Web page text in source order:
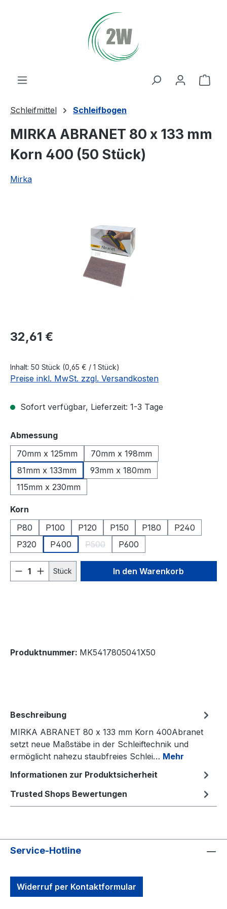
Schleifmittel Schleifbogen
MIRKA ABRANET 80 x 133 mm
Korn 400 (50 Stück)
Mirka
Regulärer Preis:
32,61 €
Inhalt: 50 Stück (0,65 € / 1 Stück)
Preise inkl. MwSt. zzgl. Versandkosten
Sofort verfügbar, Lieferzeit: 1-3 Tage
Abmessungauswählen
70mm x 125mm
70mm x 198mm
81mm x 133mm
93mm x 180mm
115mm x 230mm
Korn
P80
P100 P120 P150 P180
P240
P320
P400 P500
(Diese Option ist zurzeit nicht
P600
Produkt Anzahl: Gib den
Stück In den Warenkorb
Produktnummer: MK5417805041X50
Beschreibung
MIRKA ABRANET 80 x 133 mm Korn 400Abranet
setzt neue Maßstäbe in der Schleiftechnik und
ermöglicht nahezu staubfreies Schlei… Mehr
Informationen zur Produktsicherheit
Trusted Shops Bewertungen
Service-Hotline
Widerruf per Kontaktformular